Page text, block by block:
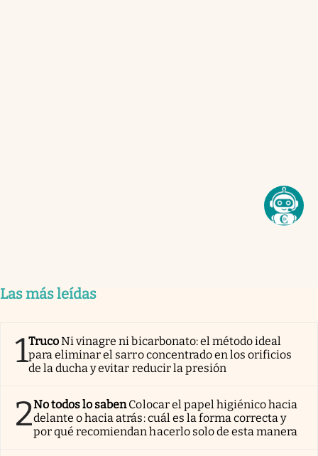
Las más leídas
1TrucoNi vinagre ni bicarbonato: el método ideal
para eliminar el sarro concentrado en los orificios
de la ducha y evitar reducir la presión
2No todos lo sabenColocar el papel higiénico hacia
delante o hacia atrás: cuál es la forma correcta y
por qué recomiendan hacerlo solo de esta manera